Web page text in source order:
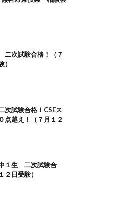
次試験合格！（７
試験合格！CSEス
点越え！（７月１２
１生 二次試験合
２日受験）